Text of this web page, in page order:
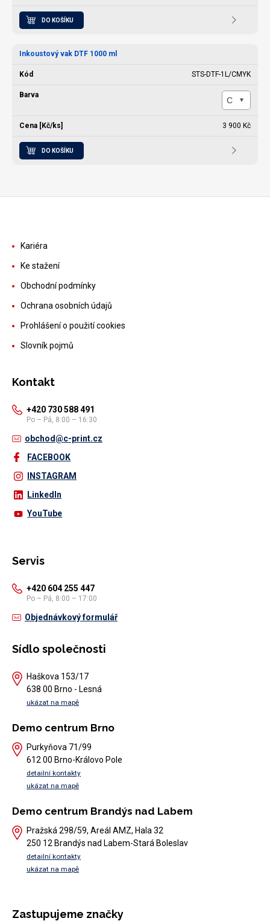
DO KOŠÍKU
Inkoustový vak DTF 1000 ml
STS-DTF-1L/CMYK
3 900 Kč
DO KOŠÍKU
Kariéra
Ke stažení
Obchodní podmínky
Ochrana osobních údajů
Prohlášení o použití cookies
Slovník pojmů
Kontakt
+420 730 588 491
Po – Pá, 8:00 – 16:30
obchod@c-print.cz
FACEBOOK
INSTAGRAM
LinkedIn
YouTube
Servis
+420 604 255 447
Po – Pá, 8:00 – 17:00
Objednávkový formulář
Sídlo společnosti
Haškova 153/17
638 00 Brno - Lesná
ukázat na mapě
Demo centrum Brno
Purkyňova 71/99
612 00 Brno-Královo Pole
detailní kontakty
ukázat na mapě
Demo centrum Brandýs nad Labem
Pražská 298/59, Areál AMZ, Hala 32
250 12 Brandýs nad Labem-Stará Boleslav
detailní kontakty
ukázat na mapě
Zastupujeme značky